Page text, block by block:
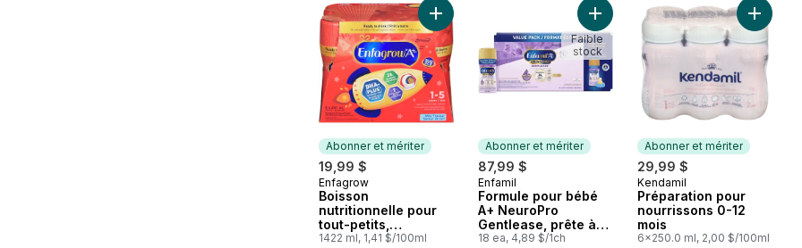
Abonner et mériter
19,99 $
Abonner et mériter
Enfagrow
Boisson
nutritionnelle pour
tout-petits,
bouteilles prêtes à
1422 ml, 1,41 $/100ml
Ajouter Boisson nutritionnelle pour tout-petits, bouteilles
Abonner et mériter
87,99 $
Abonner et mériter
Enfamil
Formule pour bébé
A+ NeuroPro
Gentlease, prête à
nourrir (caisse)
18 ea, 4,89 $/1ch
Ajouter Formule pour bébé A+
Faible
stock
Abonner et mériter
29,99 $
Abonner et mériter
Kendamil
Préparation pour
nourrissons 0-12
mois
6x250.0 ml, 2,00 $/100ml
Ajouter